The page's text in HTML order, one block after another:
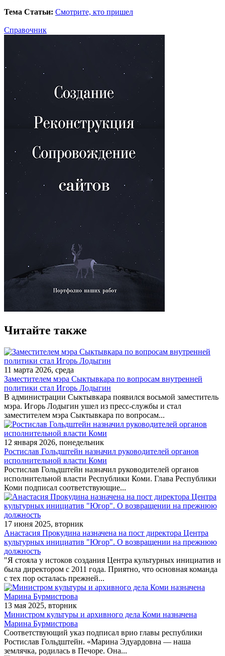
Тема Статьи: Смотрите, кто пришел
Справочник
Читайте также
11 марта 2026, среда
Заместителем мэра Сыктывкара по вопросам внутренней
политики стал Игорь Лодыгин
В администрации Сыктывкара появился восьмой заместитель
мэра. Игорь Лодыгин ушел из пресс-службы и стал
заместителем мэра Сыктывкара по вопросам...
12 января 2026, понедельник
Ростислав Гольдштейн назначил руководителей органов
исполнительной власти Коми
Ростислав Гольдштейн назначил руководителей органов
исполнительной власти Республики Коми. Глава Республики
Коми подписал соответствующие...
17 июня 2025, вторник
Анастасия Прокудина назначена на пост директора Центра
культурных инициатив "Югор". О возвращении на прежнюю
должность
"Я стояла у истоков создания Центра культурных инициатив и
была директором с 2011 года. Приятно, что основная команда
с тех пор осталась прежней...
13 мая 2025, вторник
Министром культуры и архивного дела Коми назначена
Марина Бурмистрова
Соответствующий указ подписал врио главы республики
Ростислав Гольдштейн. «Марина Эдуардовна — наша
землячка, родилась в Печоре. Она...